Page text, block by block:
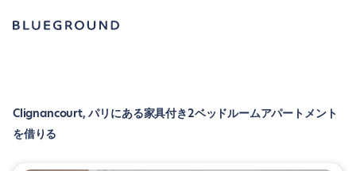
Clignancourt, パリにある家具付き2ベッドルームアパートメント
を借りる